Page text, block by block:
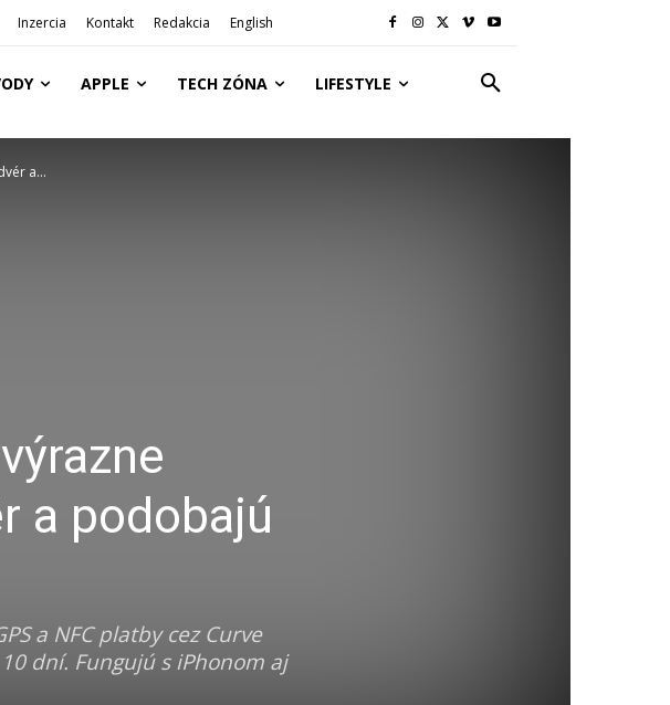
Inzercia Kontakt Redakcia English
APPLE TECH ZÓNA LIFESTYLE
a...
a podobajú
a NFC platby cez Curve
dní. Fungujú s iPhonom aj